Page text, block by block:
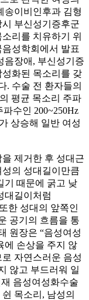
송이비인후과 김형
부신성기증후군
리를 치유하기 위
성학회에서 발표
음장애, 부신성기증
화된 목소리를 갖
. 수술 전 환자들의
평균 목소리 주파
수인 200~250Hz
상승해 일반 여성
제거한 후 성대근
의 성대길이만큼
기 때문에 굵고 낮
대길이처럼
한 성대의 앞쪽인
공기의 흐름을 통
원장은 “음성여성
에 손상을 주지 않
자연스러운 음성
않고 부드러워 일
음성여성화수술
목소리, 남성의